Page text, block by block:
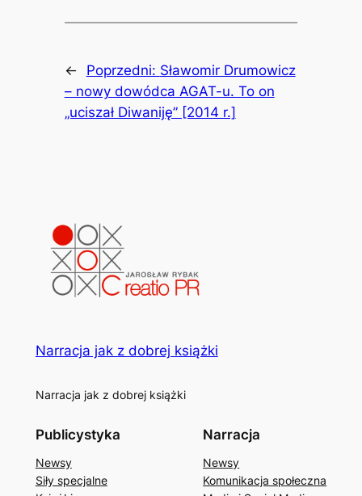
← Poprzedni: Sławomir Drumowicz
– nowy dowódca AGAT-u. To on
„uciszał Diwaniję” [2014 r.]
Narracja jak z dobrej książki
Narracja jak z dobrej książki
Publicystyka
Newsy
Siły specjalne
Narracja
Newsy
Komunikacja społeczna